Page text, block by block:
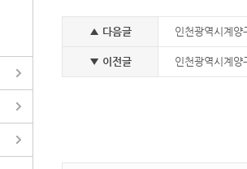
▲ 다음글 인천광역시계
▼ 이전글 인천광역시계